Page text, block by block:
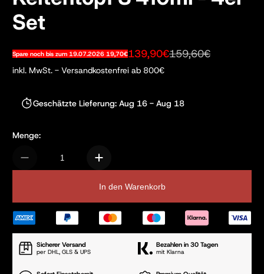
Set
Spare noch bis zum 19.07.2026 19,70€Sale-Preis
139,90€
Regulärer Preis
159,60€
inkl. MwSt. - Versandkostenfrei ab 800€
Geschätzte Lieferung: Aug 16 - Aug 18
Menge:
In den Warenkorb
Sicherer Versand
per DHL, GLS & UPS
Bezahlen in 30 Tagen
mit Klarna